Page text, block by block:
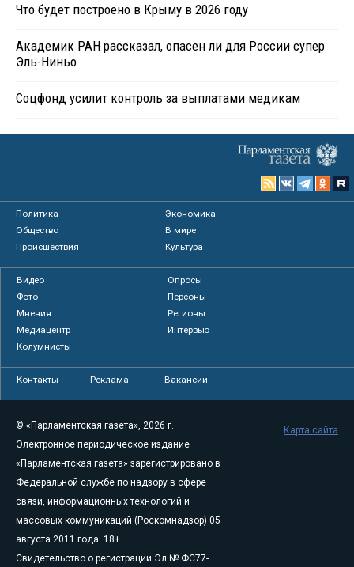
Что будет построено в Крыму в 2026 году
Академик РАН рассказал, опасен ли для России супер
Эль-Ниньо
Соцфонд усилит контроль за выплатами медикам
Политика
Экономика
Общество
В мире
Происшествия
Культура
Видео
Опросы
Фото
Персоны
Мнения
Регионы
Медиацентр
Интервью
Колумнисты
Контакты Реклама Вакансии
© «Парламентская газета», 2026 г.
Электронное периодическое издание
«Парламентская газета» зарегистрировано в
Федеральной службе по надзору в сфере
связи, информационных технологий и
массовых коммуникаций (Роскомнадзор) 05
августа 2011 года. 18+
Свидетельство о регистрации Эл № ФС77-
Карта сайта